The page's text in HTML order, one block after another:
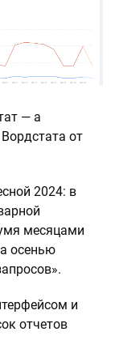
— а
от
2024: в
месяцами
осенью
и
отчетов